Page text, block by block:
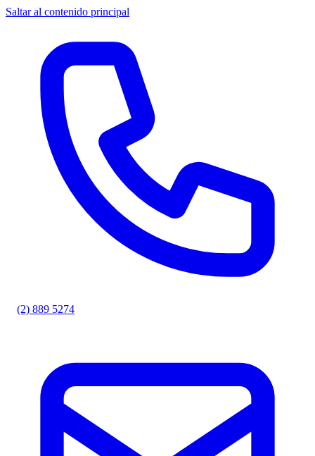
Saltar al contenido principal
(2) 889 5274